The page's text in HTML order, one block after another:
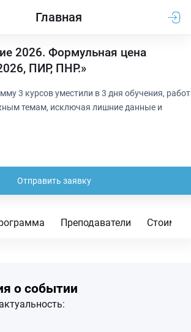
Главная
2026. Формульная цена
ПИР, ПНР.»
3 курсов уместили в 3 дня обучения,
темам, исключая лишние данные и
Отправить заявку
Преподаватели
о событии